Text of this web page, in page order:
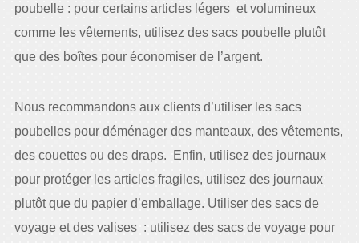
poubelle : pour certains articles légers et volumineux
comme les vêtements, utilisez des sacs poubelle plutôt
que des boîtes pour économiser de l’argent.
Nous recommandons aux clients d’utiliser les sacs
poubelles pour déménager des manteaux, des vêtements,
des couettes ou des draps. Enfin, utilisez des journaux
pour protéger les articles fragiles, utilisez des journaux
plutôt que du papier d’emballage. Utiliser des sacs de
voyage et des valises : utilisez des sacs de voyage pour